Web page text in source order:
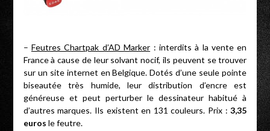
– Feutres Chartpak d’AD Marker : interdits à la vente en
France à cause de leur solvant nocif, ils peuvent se trouver
sur un site internet en Belgique. Dotés d’une seule pointe
biseautée très humide, leur distribution d’encre est
généreuse et peut perturber le dessinateur habitué à
d’autres marques. Ils existent en 131 couleurs. Prix : 3,35
euros le feutre.